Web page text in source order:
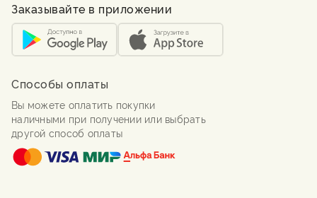
Заказывайте в приложении
Способы оплаты
Вы можете оплатить покупки
наличными при получении или выбрать
другой способ оплаты